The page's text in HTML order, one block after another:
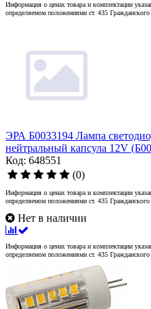
Информация о ценах товара и комплектации
определяемом положениями ст. 435
ЭРА Б0033194 Лампа
нейтральный капсула 12V
Код: 648551
(0)
Информация о ценах товара и комплектации
определяемом положениями ст. 435
Нет в наличии
Информация о ценах товара и комплектации
определяемом положениями ст. 435